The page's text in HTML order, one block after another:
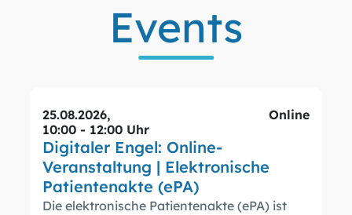
Events
25.08.2026,
10:00 - 12:00 Uhr
Online
Digitaler Engel: Online-
Veranstaltung | Elektronische
Patientenakte (ePA)
Die elektronische Patientenakte (ePA) ist